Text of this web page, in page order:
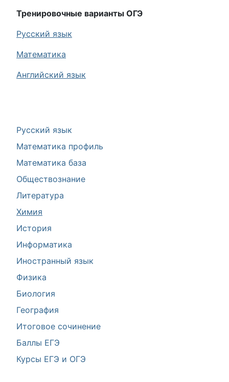
Русский язык
Математика профиль
Математика база
Обществознание
Литература
Химия
История
Информатика
Иностранный язык
Физика
Биология
География
Итоговое сочинение
Баллы ЕГЭ
Курсы ЕГЭ и ОГЭ
Тренировочные варианты ОГЭ
Русский язык
Математика
Английский язык